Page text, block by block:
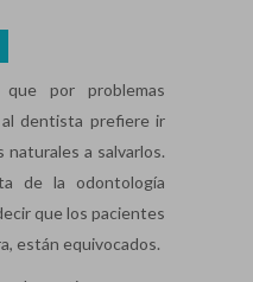
por problemas
dentista prefiere ir
a salvarlos.
de la odontología
que los pacientes
están equivocados.